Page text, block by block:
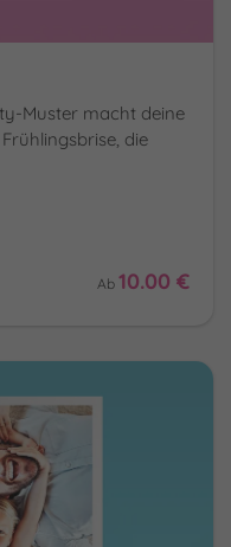
Muster macht deine
die
Ab 10.00 €